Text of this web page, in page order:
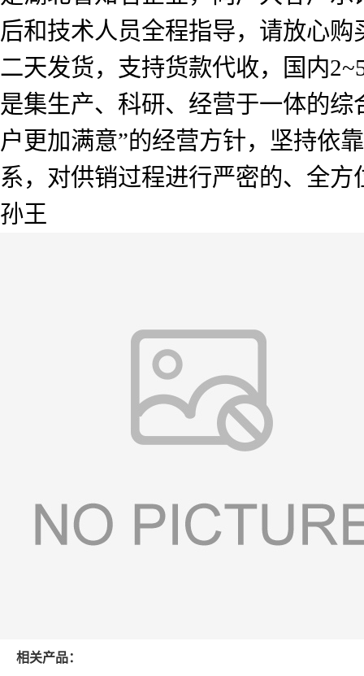
后和技术人员全程指导，请放心
二天发货，支持货款代收，国内
是集生产、科研、经营于一体的
户更加满意”的经营方针，坚持依
系，对供销过程进行严密的、全
孙王
相关产品：